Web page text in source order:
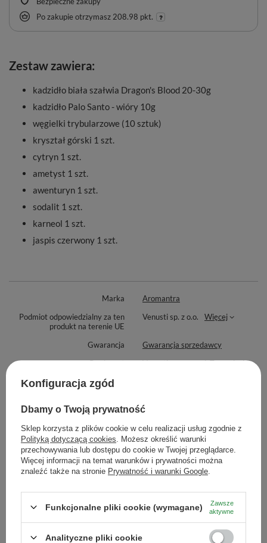
Po zakupie otrzymasz208.98 pkt.
Zestaw zawiera:
kadzidło biała szałwia Dragon's Blood 20-30g
kadzidło Palo Santo - wióry 10g
węgielki trybularzowe (10 sztuk)
kryształ górski 1 szt.
cytryn 1 szt.
ametyst 1 szt.
awenturyn 1 szt.
sodalit 1 szt.
karneol 1 szt.
jaspis czerwony 1 szt.
Marka
Aromantra
Podmiot odpowiedzialny za ten
produkt na terenie UE
Venusti sp. z o.o. Więcej
Gwarancja
Gwarancja sprzedawcy
Producent
Venusti sp. z o.o. ul. Tygrysia 6a,
Sposób przechowywania
Przechowywać w suchym,
miejscu. Chronić przed wilgocią.
Zasady bezpieczeństwa
Używaj tylko w dobrze w
wentylowanym pomieszczeniu, na
stabilnej, ognioodpornej
powierzchni, z dala od materiałów
bez nadzoru, niedotykaj płomieni,
iskrzących resztek i popiołu. Gaś
zimną wodą.
Chronić przed dziećmi.
Konfiguracja zgód
Dbamy o Twoją prywatność
Sklep korzysta z plików cookie w celu realizacji usług zgodnie z
Polityką dotyczącą cookies . Możesz określić warunki
przechowywania lub dostępu do cookie w Twojej przeglądarce.
Więcej informacji na temat warunków i prywatności można
znaleźć także na stronie Prywatność i warunki Google
Funkcjonalne pliki cookie (wymagane)
Zawsze
aktywne
Analityczne pliki cookie